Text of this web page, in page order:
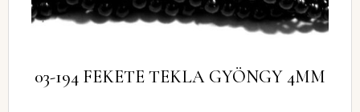
03-194 FEKETE TEKLA GYÖNGY 4MM